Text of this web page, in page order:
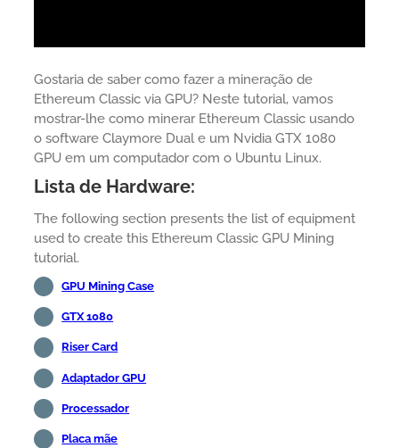
Gostaria de saber como fazer a mineração de
Ethereum Classic via GPU? Neste tutorial, vamos
mostrar-lhe como minerar Ethereum Classic usando
o software Claymore Dual e um Nvidia GTX 1080
GPU em um computador com o Ubuntu Linux.
Lista de Hardware:
The following section presents the list of equipment
used to create this Ethereum Classic GPU Mining
tutorial.
GPU Mining Case
GTX 1080
Riser Card
Adaptador GPU
Processador
Placa mãe